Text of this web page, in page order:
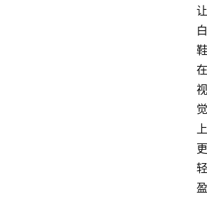
让
白
鞋
在
视
觉
上
更
轻
盈